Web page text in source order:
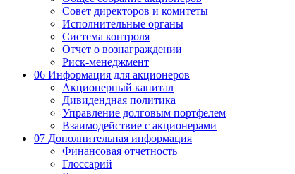
Совет директоров и комитеты
Исполнительные органы
Система контроля
Отчет о вознаграждении
Риск-менеджмент
06 Информация для акционеров
Акционерный капитал
Дивидендная политика
Управление долговым портфелем
Взаимодействие с акционерами
07 Дополнительная информация
Финансовая отчетность
Глоссарий